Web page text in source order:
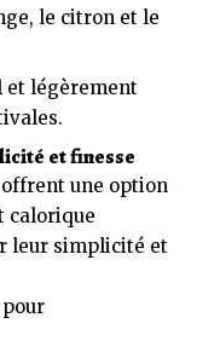
le citron et le
et légèrement
et finesse
offrent une option
calorique
leur simplicité et